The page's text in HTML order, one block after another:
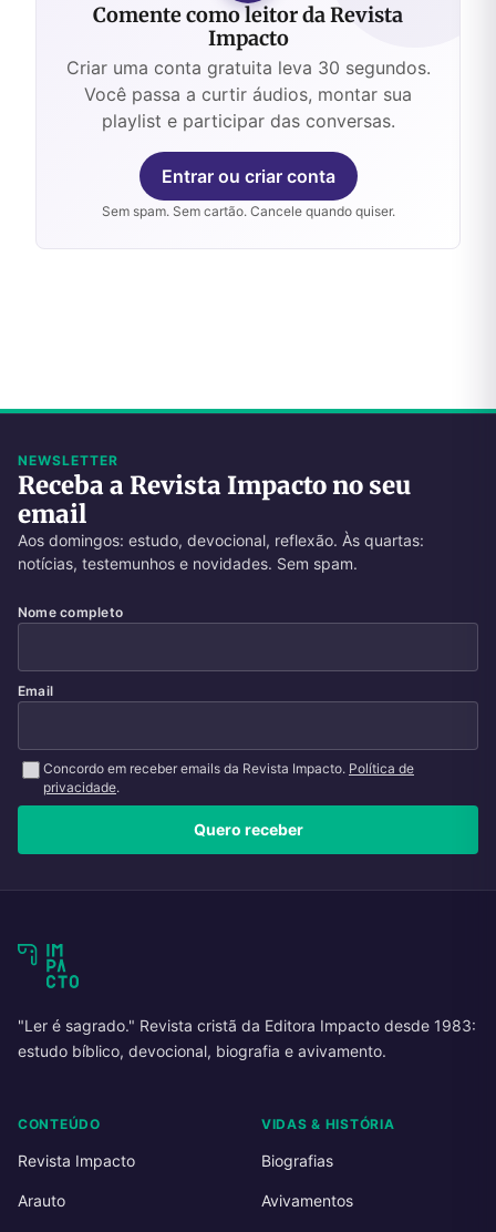
Comente como leitor da Revista
Impacto
Criar uma conta gratuita leva 30 segundos.
Você passa a curtir áudios, montar sua
playlist e participar das conversas.
Entrar ou criar conta
Sem spam. Sem cartão. Cancele quando quiser.
NEWSLETTER
Receba a Revista Impacto no seu
email
Aos domingos: estudo, devocional, reflexão. Às quartas:
notícias, testemunhos e novidades. Sem spam.
Nome completo
Email
Concordo em receber emails da Revista Impacto. Política de
privacidade.
Quero receber
"Ler é sagrado." Revista cristã da Editora Impacto desde 1983:
estudo bíblico, devocional, biografia e avivamento.
CONTEÚDO
Revista Impacto
Arauto
VIDAS & HISTÓRIA
Biografias
Avivamentos